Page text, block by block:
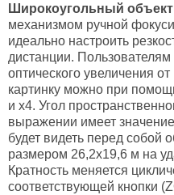
Широкоугольный
механизмом ручной
идеально настроить
дистанции.
оптического увеличения
картинку можно при
и х4. Угол
выражении имеет
будет видеть перед собой
размером 26,2х19,6 м на
Кратность меняется
соответствующей кнопки